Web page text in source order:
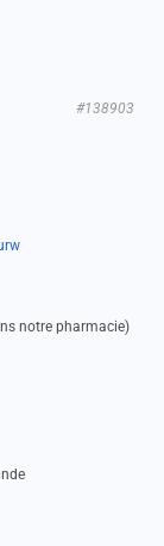
#138903
notre pharmacie)